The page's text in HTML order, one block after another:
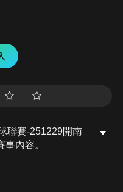
聯賽-251229開南
內容。